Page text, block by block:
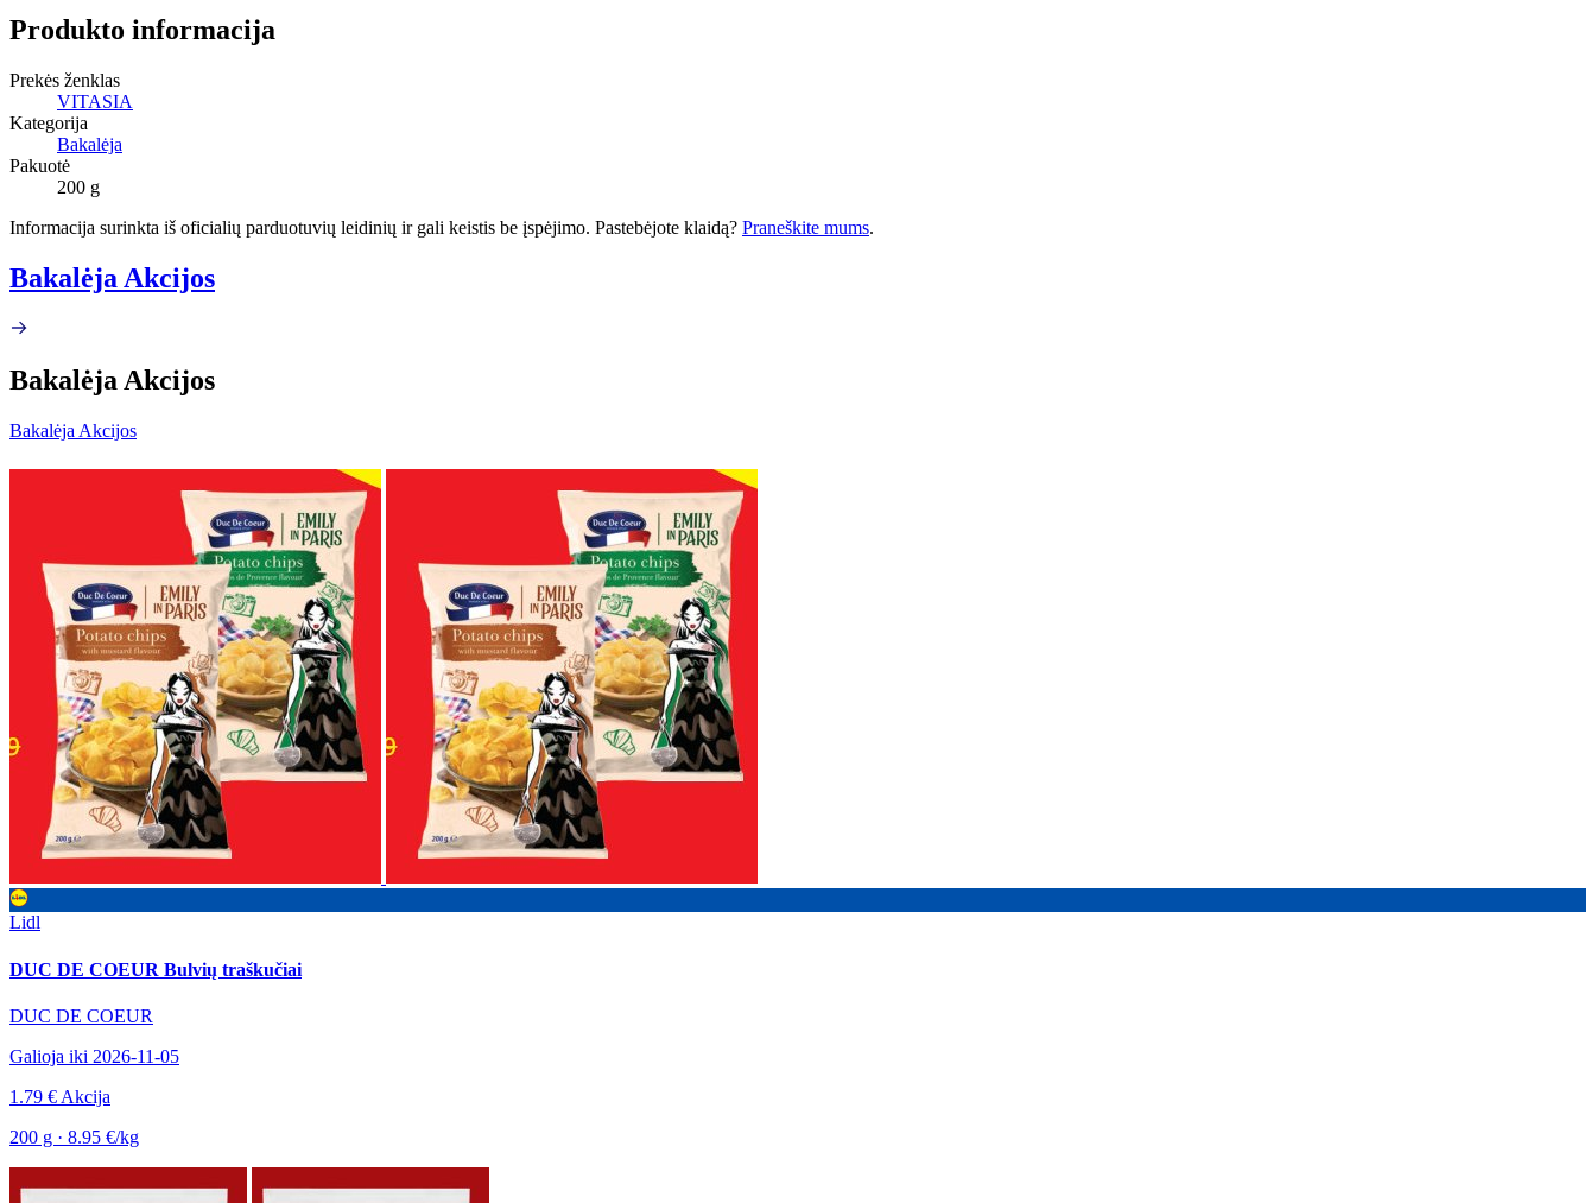
Produkto informacija
Prekės ženklas
VITASIA
Kategorija
Bakalėja
Pakuotė
200 g
Informacija surinkta iš oficialių parduotuvių leidinių ir gali keistis be įspėjimo. Pastebėjote klaidą? Praneškite mums.
Bakalėja Akcijos
Bakalėja Akcijos
Bakalėja Akcijos
Lidl
DUC DE COEUR Bulvių traškučiai
DUC DE COEUR
Galioja iki 2026-11-05
1.79 € Akcija
200 g · 8.95 €/kg